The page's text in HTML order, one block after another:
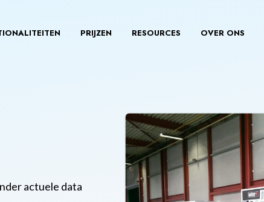
PRIJZEN RESOURCES OVER ONS
actuele data